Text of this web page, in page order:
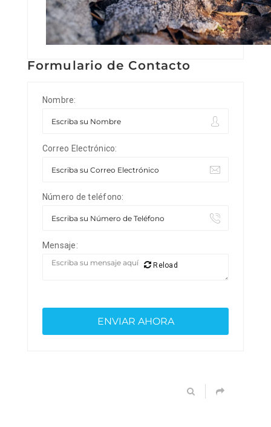
Formulario de Contacto
Nombre:
Correo Electrónico:
Número de teléfono:
Mensaje:
Reload